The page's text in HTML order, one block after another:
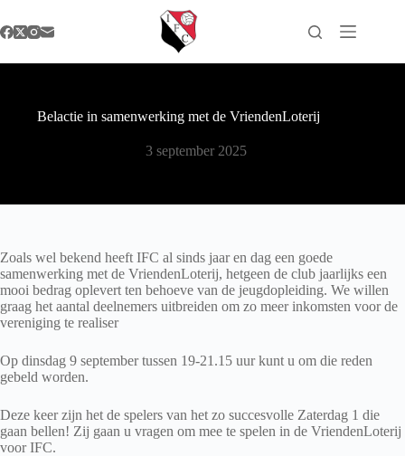
naar
de
Belactie in samenwerking met de VriendenLoterij
3 september 2025
Zoals wel bekend heeft IFC al sinds jaar en dag een goede
samenwerking met de VriendenLoterij, hetgeen de club jaarlijks een
mooi bedrag oplevert ten behoeve van de jeugdopleiding. We willen
graag het aantal deelnemers uitbreiden om zo meer inkomsten voor de
vereniging te realiser
Op dinsdag 9 september tussen 19-21.15 uur kunt u om die reden
gebeld worden.
Deze keer zijn het de spelers van het zo succesvolle Zaterdag 1 die
gaan bellen! Zij gaan u vragen om mee te spelen in de VriendenLoterij
voor IFC.